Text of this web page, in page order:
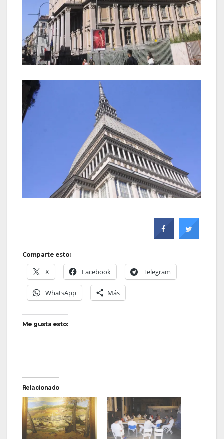
Comparte esto:
X Facebook Telegram
WhatsApp Más
Me gusta esto:
Relacionado